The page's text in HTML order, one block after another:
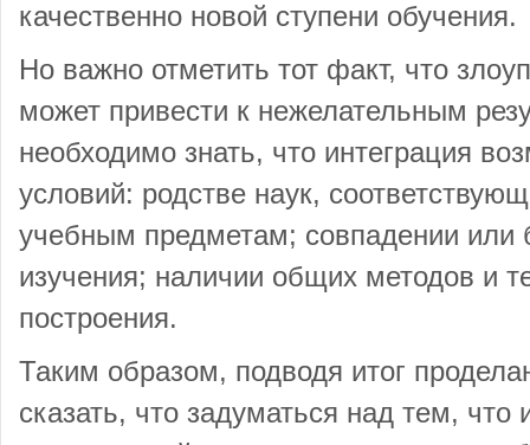
качественно новой ступени обучения.
Но важно отметить тот факт, что
может привести к нежелательным
необходимо знать, что интеграция
условий: родстве наук,
учебным предметам; совпадении или
изучения; наличии общих методов и
построения.
Таким образом, подводя итог
сказать, что задуматься над тем, что